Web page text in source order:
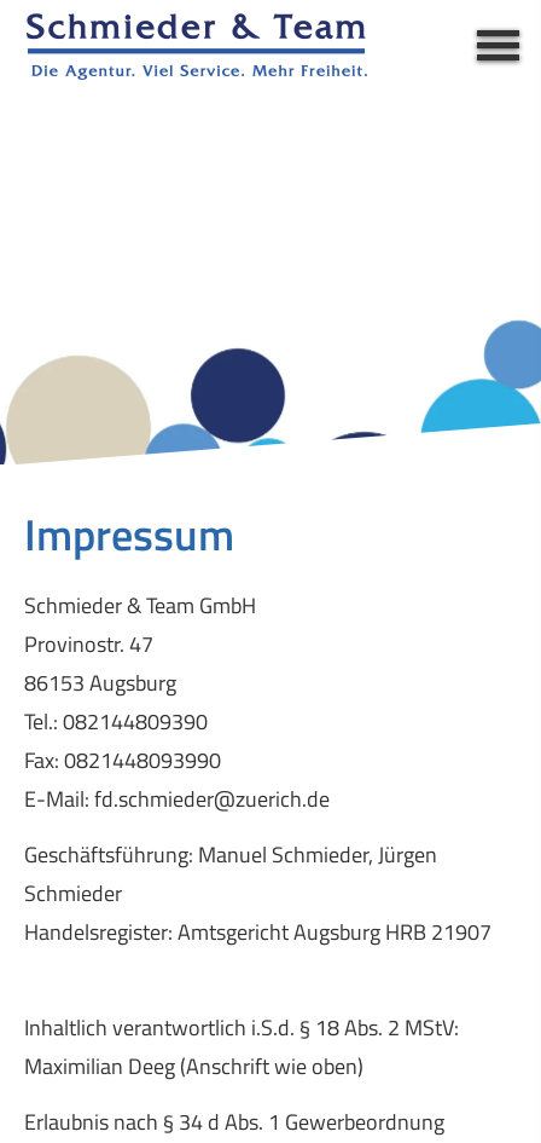
Impressum
Schmieder & Team GmbH
Provinostr. 47
86153 Augsburg
Tel.: 082144809390
Fax: 0821448093990
E-Mail: fd.schmieder@zuerich.de
Geschäftsführung: Manuel Schmieder, Jürgen
Schmieder
Handelsregister: Amtsgericht Augsburg HRB 21907
Inhaltlich verantwortlich i.S.d. § 18 Abs. 2 MStV:
Maximilian Deeg (Anschrift wie oben)
Erlaubnis nach § 34 d Abs. 1 Gewerbeordnung